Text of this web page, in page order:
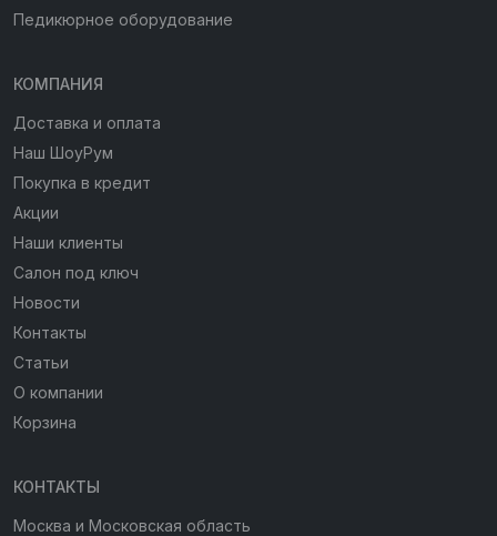
Педикюрное оборудование
КОМПАНИЯ
Доставка и оплата
Наш ШоуРум
Покупка в кредит
Акции
Наши клиенты
Салон под ключ
Новости
Контакты
Статьи
О компании
Корзина
КОНТАКТЫ
Москва и Московская область